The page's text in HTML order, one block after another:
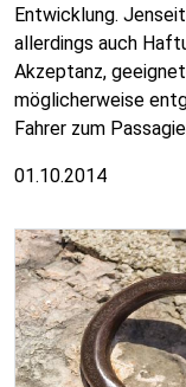
Entwicklung.
allerdings auch
Akzeptanz,
möglicherweise
Fahrer zum
01.10.2014